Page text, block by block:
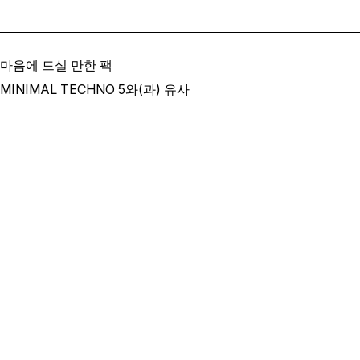
마음에 드실 만한 팩
MINIMAL TECHNO 5와(과) 유사